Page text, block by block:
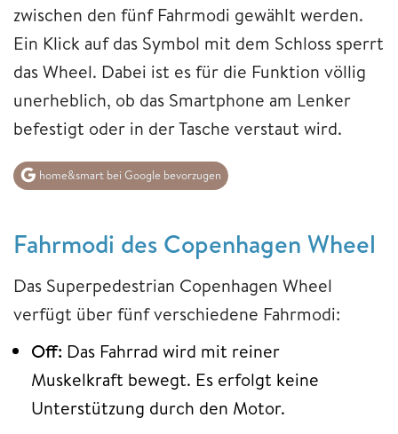
zwischen den fünf Fahrmodi gewählt werden.
Ein Klick auf das Symbol mit dem Schloss sperrt
das Wheel. Dabei ist es für die Funktion völlig
unerheblich, ob das Smartphone am Lenker
befestigt oder in der Tasche verstaut wird.
home&smart bei Google bevorzugen
Fahrmodi des Copenhagen Wheel
Das Superpedestrian Copenhagen Wheel
verfügt über fünf verschiedene Fahrmodi:
Off: Das Fahrrad wird mit reiner
Muskelkraft bewegt. Es erfolgt keine
Unterstützung durch den Motor.